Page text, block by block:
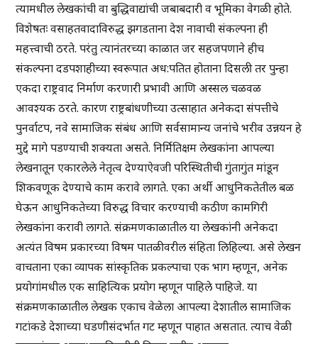
त्यामधील लेखकांची वा बुद्धिवाद्यांची जबाबदारी व भूमिका वेगळी होते.
विशेषतः वसाहतवादाविरुद्ध झगडताना देश नावाची संकल्पना ही
महत्त्वाची ठरते. परंतु त्यानंतरच्या काळात जर सहजपणाने हीच
संकल्पना दडपशाहीच्या स्वरूपात अध:पतित होताना दिसली तर पुन्हा
एकदा राष्ट्रवाद निर्माण करणारी प्रभावी आणि अस्सल चळवळ
आवश्यक ठरते. कारण राष्ट्रबांधणीच्या उत्साहात अनेकदा संपत्तीचे
पुनर्वाटप, नवे सामाजिक संबंध आणि सर्वसामान्य जनांचे भरीव उन्नयन हे
मुद्दे मागे पडण्याची शक्यता असते. निर्मितिक्षम लेखकांना आपल्या
लेखनातून एकारलेले नेतृत्व देण्याऐवजी परिस्थितीची गुंतागुंत मांडून
शिकवणूक देण्याचे काम करावे लागते. एका अर्थी आधुनिकतेतील बळ
घेऊन आधुनिकतेच्या विरुद्ध विचार करण्याची कठीण कामगिरी
लेखकांना करावी लागते. संक्रमणकाळातील या लेखकांनी अनेकदा
अत्यंत विषम प्रकारच्या विषम पातळीवरील संहिता लिहिल्या. असे लेखन
वाचताना एका व्यापक सांस्कृतिक प्रकल्पाचा एक भाग म्हणून, अनेक
प्रयोगांमधील एक साहित्यिक प्रयोग म्हणून पाहिले पाहिजे. या
संक्रमणकाळातील लेखक एकाच वेळेला आपल्या देशातील सामाजिक
गटांकडे देशाच्या घडणीसंदर्भात गट म्हणून पाहात असतात. त्याच वेळी